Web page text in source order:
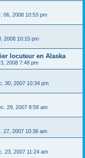
06, 2008 10:53 pm
2008 10:15 pm
locuteur en Alaska
2008 7:48 pm
30, 2007 10:34 pm
29, 2007 8:58 am
27, 2007 10:36 am
23, 2007 11:24 am